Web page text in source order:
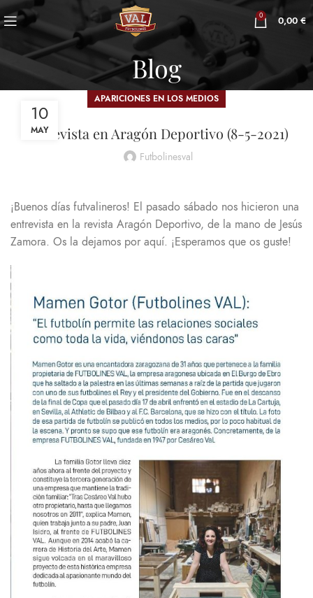
0 0,00 €
Blog
10
MAY
APARICIONES EN LOS MEDIOS
Entrevista en Aragón Deportivo (8-5-2021)
Futbolinesval
¡Buenos días futvalineros! El pasado sábado nos hicieron una
entrevista en la revista Aragón Deportivo, de la mano de Jesús
Zamora. Os la dejamos por aquí. ¡Esperamos que os guste!